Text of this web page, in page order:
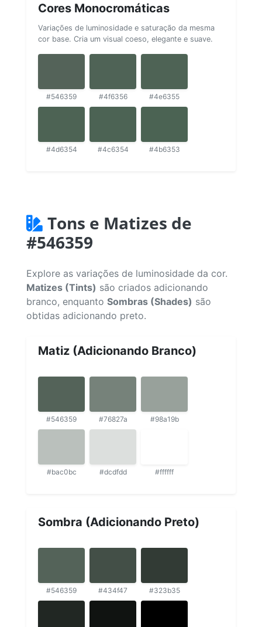
Cores Monocromáticas
Variações de luminosidade e saturação da mesma
cor base. Cria um visual coeso, elegante e suave.
#546359 #4f6356 #4e6355
#4d6354 #4c6354 #4b6353
Tons e Matizes de
#546359
Explore as variações de luminosidade da cor.
Matizes (Tints) são criados adicionando
branco, enquanto Sombras (Shades) são
obtidas adicionando preto.
Matiz (Adicionando Branco)
#546359 #76827a #98a19b
#bac0bc #dcdfdd #ffffff
Sombra (Adicionando Preto)
#546359 #434f47 #323b35